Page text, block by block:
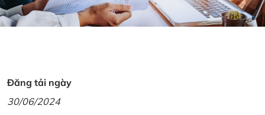
Đăng tải ngày
30/06/2024